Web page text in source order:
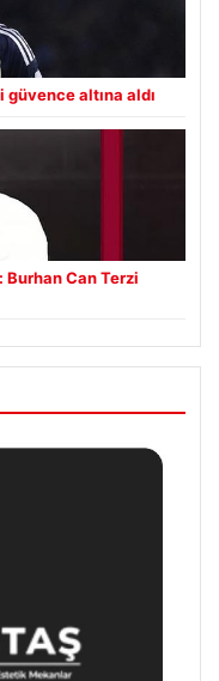
altına aldı
Can Terzi